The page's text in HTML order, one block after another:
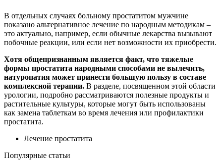
В отдельных случаях больному простатитом мужчине
показано альтернативное лечение по народным методикам –
это актуально, например, если обычные лекарства вызывают
побочные реакции, или если нет возможности их приобрести.
Хотя общепризнанным является факт, что тяжелые
формы простатита народными способами не вылечить,
натуропатия может принести большую пользу в составе
комплексной терапии. В разделе, посвященном этой области
урологии, подробно рассматриваются полезные продукты и
растительные культуры, которые могут быть использованы
как замена таблеткам во время лечения или профилактики
простатита.
Лечение простатита
Популярные статьи